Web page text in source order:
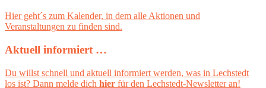
Hier geht´s zum Kalender, in dem alle Aktionen und
Veranstaltungen zu finden sind.
Aktuell informiert …
Du willst schnell und aktuell informiert werden, was in Lechstedt
los ist? Dann melde dich hier für den Lechstedt-Newsletter an!